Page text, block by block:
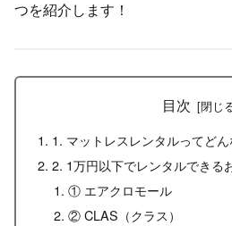
つを紹介します！
目次
1. マットレスレンタルってど
2. 1万円以下でレンタルできる
① エアクロモール
② CLAS（クラス）